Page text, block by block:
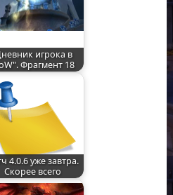
игрока в
Фрагмент 18
4.0.6 уже завтра.
Скорее всего